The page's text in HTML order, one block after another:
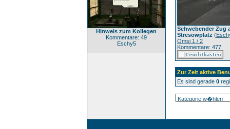
Hinweis zum Kollegen
Kommentare: 49
Eschy5
Schwebender Zug
Stresowplatz (
Omsi 1 / 2
Kommentare: 477
Zur Zeit aktive
Es sind gerade 0